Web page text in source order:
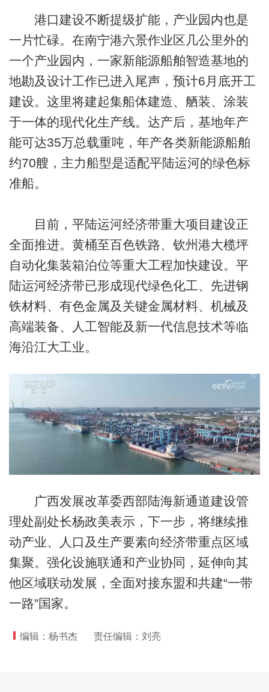
港口建设不断提级扩能，产业园内也是
一片忙碌。在南宁港六景作业区几公里外的
一个产业园内，一家新能源船舶智造基地的
地勘及设计工作已进入尾声，预计6月底开工
建设。这里将建起集船体建造、舾装、涂装
于一体的现代化生产线。达产后，基地年产
能可达35万总载重吨，年产各类新能源船舶
约70艘，主力船型是适配平陆运河的绿色标
准船。
目前，平陆运河经济带重大项目建设正
全面推进。黄桶至百色铁路、钦州港大榄坪
自动化集装箱泊位等重大工程加快建设。平
陆运河经济带已形成现代绿色化工、先进钢
铁材料、有色金属及关键金属材料、机械及
高端装备、人工智能及新一代信息技术等临
海沿江大工业。
广西发展改革委西部陆海新通道建设管
理处副处长杨政美表示，下一步，将继续推
动产业、人口及生产要素向经济带重点区域
集聚。强化设施联通和产业协同，延伸向其
他区域联动发展，全面对接东盟和共建“一带
一路”国家。
编辑：杨书杰 责任编辑：刘亮